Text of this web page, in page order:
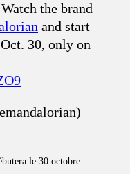
the brand
and start
30, only on
le 30 octobre.